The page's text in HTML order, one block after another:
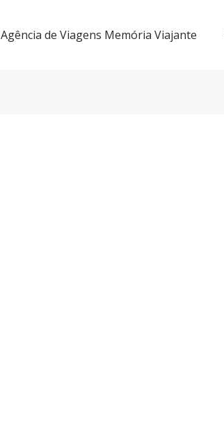
Agência de Viagens Memória Viajante